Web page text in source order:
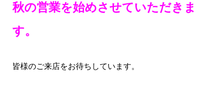
秋の営業を始めさせていただきま
す。
皆様のご来店をお待ちしています。